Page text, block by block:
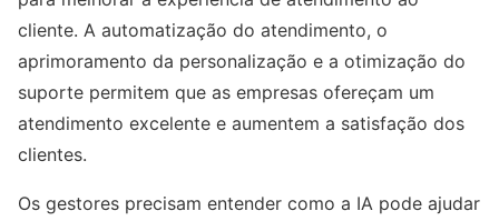
cliente. A automatização do atendimento, o
aprimoramento da personalização e a otimização do
suporte permitem que as empresas ofereçam um
atendimento excelente e aumentem a satisfação dos
clientes.
Os gestores precisam entender como a IA pode ajudar